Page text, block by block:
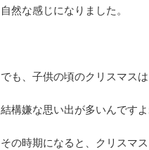
自然な感じになりました。
でも、子供の頃のクリスマスは
結構嫌な思い出が多いんですよ
その時期になると、クリスマ